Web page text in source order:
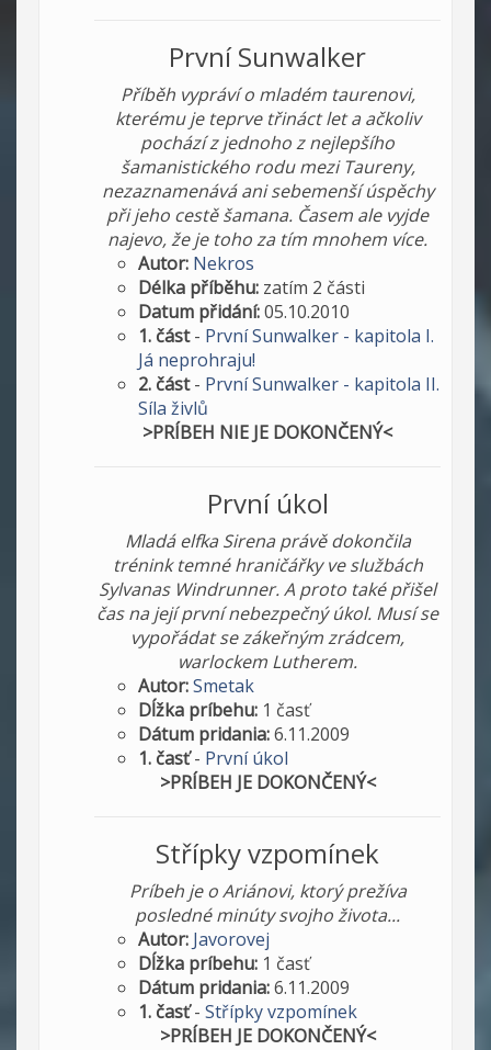
První Sunwalker
Příběh vypráví o mladém taurenovi,
kterému je teprve třináct let a ačkoliv
pochází z jednoho z nejlepšího
šamanistického rodu mezi Taureny,
nezaznamenává ani sebemenší úspěchy
při jeho cestě šamana. Časem ale vyjde
najevo, že je toho za tím mnohem více.
Autor: Nekros
Délka příběhu: zatím 2 části
Datum přidání:05.10.2010
1. část- První Sunwalker - kapitola I.
Já neprohraju!
2. část- První Sunwalker - kapitola II.
Síla živlů
>PRÍBEH NIE JE DOKONČENÝ<
První úkol
Mladá elfka Sirena právě dokončila
trénink temné hraničářky ve službách
Sylvanas Windrunner. A proto také přišel
čas na její první nebezpečný úkol. Musí se
vypořádat se zákeřným zrádcem,
warlockem Lutherem.
Autor:Smetak
Dĺžka príbehu: 1 časť
Dátum pridania:6.11.2009
1. časť- První úkol
>PRÍBEH JE DOKONČENÝ<
Střípky vzpomínek
Príbeh je o Ariánovi, ktorý prežíva
posledné minúty svojho života...
Autor: Javorovej
Dĺžka príbehu: 1 časť
Dátum pridania:6.11.2009
1. časť- Střípky vzpomínek
>PRÍBEH JE DOKONČENÝ<